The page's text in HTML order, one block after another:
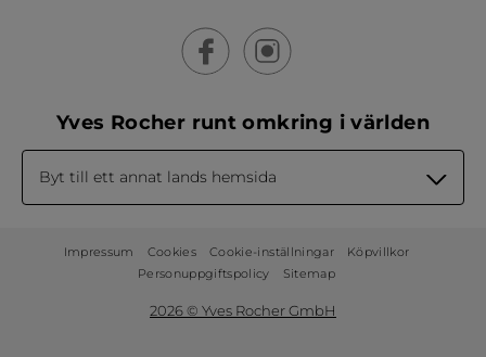
Yves Rocher runt omkring i världen
Byt till ett annat lands hemsida
Impressum Cookies Cookie-inställningar
Köpvillkor
Personuppgiftspolicy
Sitemap
2026 © Yves Rocher GmbH